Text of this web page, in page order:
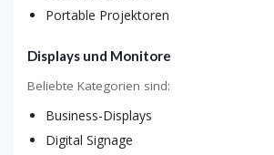
Portable Projektoren
Displays und Monitore
Beliebte Kategorien sind:
Business-Displays
Digital Signage